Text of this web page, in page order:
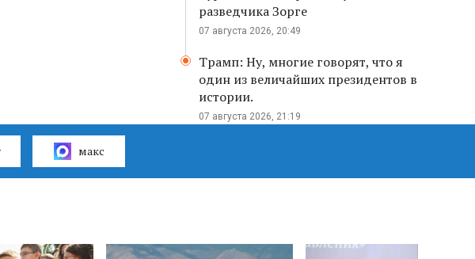
разведчика Зорге
07 августа 2026, 20:49
Трамп: Ну, многие говорят, что я
один из величайших президентов в
истории.
07 августа 2026, 21:19
макс